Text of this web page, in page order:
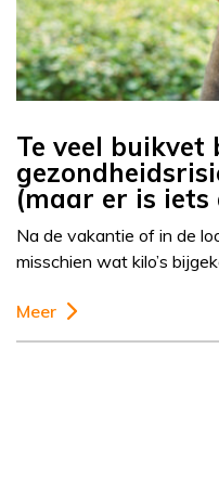
Te veel buikvet
(maar er is iets
Na de vakantie of in de
misschien wat kilo’s
Meer